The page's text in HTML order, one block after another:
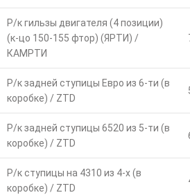
Р/к гильзы двигателя (4 позиции)
(к-цо 150-155 фтор) (ЯРТИ) /
КАМРТИ
Р/к задней ступицы Евро из 6-ти (в
коробке) / ZTD
Р/к задней ступицы 6520 из 5-ти (в
коробке) / ZTD
Р/к ступицы на 4310 из 4-х (в
коробке) / ZTD